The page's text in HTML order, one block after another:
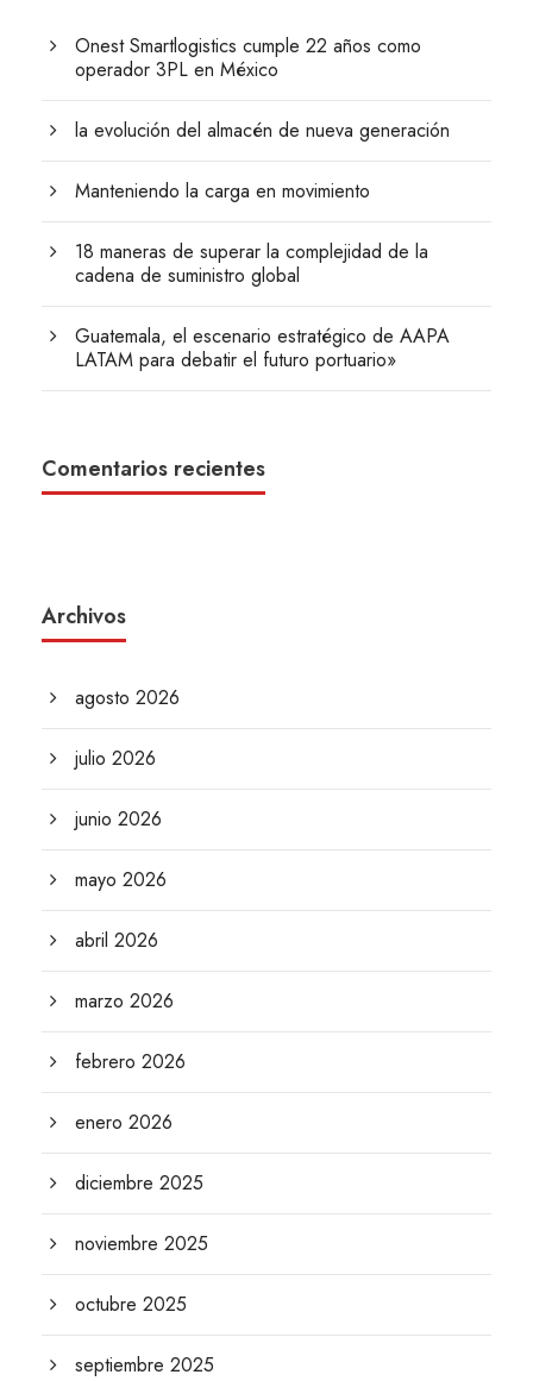
Onest Smartlogistics cumple 22 años como
operador 3PL en México
la evolución del almacén de nueva generación
Manteniendo la carga en movimiento
18 maneras de superar la complejidad de la
cadena de suministro global
Guatemala, el escenario estratégico de AAPA
LATAM para debatir el futuro portuario»
Comentarios recientes
Archivos
agosto 2026
julio 2026
junio 2026
mayo 2026
abril 2026
marzo 2026
febrero 2026
enero 2026
diciembre 2025
noviembre 2025
octubre 2025
septiembre 2025